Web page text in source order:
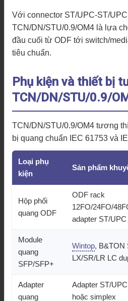
Với connector ST/UPC-ST/
TCN/DN/STU/0.9/OM4 là lựa
đầu cuối từ ODF tới switch/
tiêu chuẩn.
Phụ kiện và thiết bị
TCN/DN/STU/0.9/
TCN/DN/STU/0.9/OM4 tương
bị quang chuẩn IEC 61753 và
Loại phụ
kiện
Sản phẩm
Hộp phối
quang ODF
ODF rack
12FO/24FO/
adapter ST/UPC
Module
quang
SFP/SFP+
Wintop, B&TON
LX/SR/LR LC
Adapter
quang
Adapter ST/
hoặc simplex